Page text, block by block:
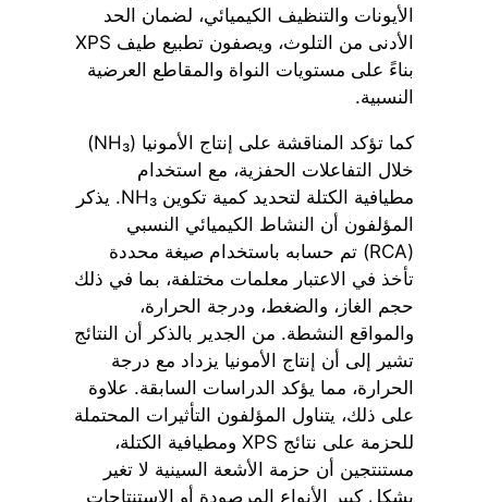
الأيونات والتنظيف الكيميائي، لضمان الحد
الأدنى من التلوث، ويصفون تطبيع طيف XPS
بناءً على مستويات النواة والمقاطع العرضية
النسبية.
كما تؤكد المناقشة على إنتاج الأمونيا (NH₃)
خلال التفاعلات الحفزية، مع استخدام
مطيافية الكتلة لتحديد كمية تكوين NH₃. يذكر
المؤلفون أن النشاط الكيميائي النسبي
(RCA) تم حسابه باستخدام صيغة محددة
تأخذ في الاعتبار معلمات مختلفة، بما في ذلك
حجم الغاز، والضغط، ودرجة الحرارة،
والمواقع النشطة. من الجدير بالذكر أن النتائج
تشير إلى أن إنتاج الأمونيا يزداد مع درجة
الحرارة، مما يؤكد الدراسات السابقة. علاوة
على ذلك، يتناول المؤلفون التأثيرات المحتملة
للحزمة على نتائج XPS ومطيافية الكتلة،
مستنتجين أن حزمة الأشعة السينية لا تغير
بشكل كبير الأنواع المرصودة أو الاستنتاجات